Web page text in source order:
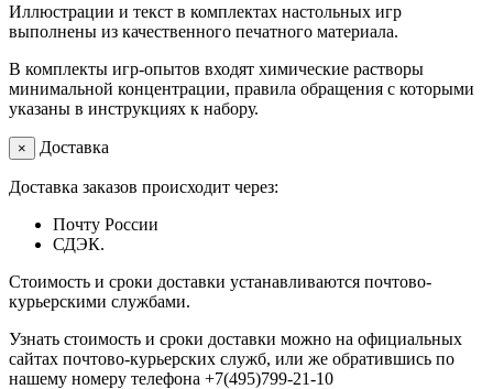
Иллюстрации и текст в комплектах настольных игр
выполнены из качественного печатного материала.
В комплекты игр-опытов входят химические растворы
минимальной концентрации, правила обращения с которыми
указаны в инструкциях к набору.
× Доставка
Доставка заказов происходит через:
Почту России
СДЭК.
Стоимость и сроки доставки устанавливаются почтово-
курьерскими службами.
Узнать стоимость и сроки доставки можно на официальных
сайтах почтово-курьерских служб, или же обратившись по
нашему номеру телефона +7(495)799-21-10